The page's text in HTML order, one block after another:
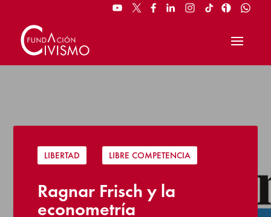
LIBERTAD LIBRE COMPETENCIA
Ragnar Frisch y la
econometría